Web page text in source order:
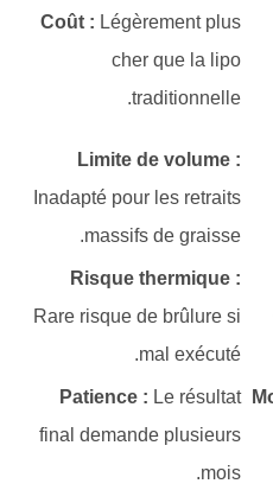
Coût :Légèrement plus
cher que la lipo
traditionnelle.
Limite de volume :
Inadapté pour les retraits
massifs de graisse.
Risque thermique :
Rare risque de brûlure si
mal exécuté.
Patience :Le résultat
final demande plusieurs
mois.